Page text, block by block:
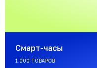
Смарт-часы
1 000 ТОВАРОВ